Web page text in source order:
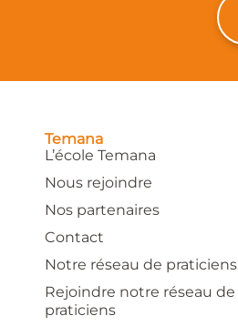
Temana
L’école Temana
Nous rejoindre
Nos partenaires
Contact
Notre réseau de praticiens
Rejoindre notre réseau de
praticiens